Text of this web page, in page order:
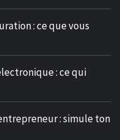
: ce que vous
: ce qui
: simule ton